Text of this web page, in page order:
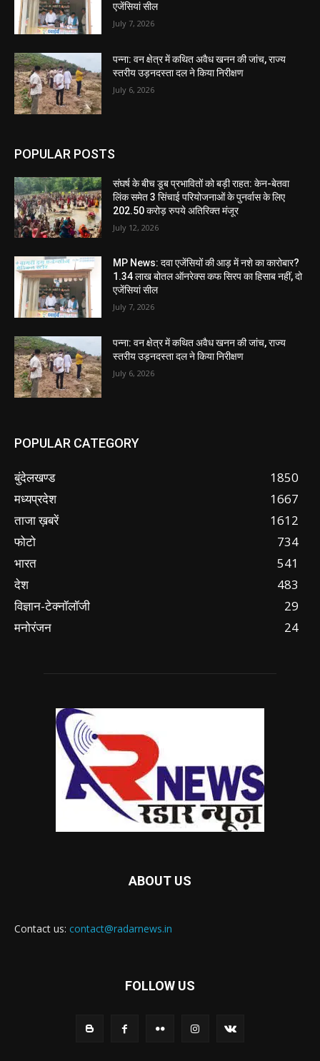
एजेंसियां सील
July 7, 2026
पन्ना: वन क्षेत्र में कथित अवैध खनन की जांच, राज्य
स्तरीय उड़नदस्ता दल ने किया निरीक्षण
July 6, 2026
POPULAR POSTS
संघर्ष के बीच डूब प्रभावितों को बड़ी राहत: केन-बेतवा
लिंक समेत 3 सिंचाई परियोजनाओं के पुनर्वास के लिए
202.50 करोड़ रुपये अतिरिक्त मंजूर
July 12, 2026
MP News: दवा एजेंसियों की आड़ में नशे का कारोबार?
1.34 लाख बोतल ऑनरेक्स कफ सिरप का हिसाब नहीं, दो
एजेंसियां सील
July 7, 2026
पन्ना: वन क्षेत्र में कथित अवैध खनन की जांच, राज्य
स्तरीय उड़नदस्ता दल ने किया निरीक्षण
July 6, 2026
POPULAR CATEGORY
बुंदेलखण्ड
1850
मध्यप्रदेश
1667
ताजा ख़बरें
1612
फोटो
734
भारत
541
देश
483
विज्ञान-टेक्नॉलॉजी
29
मनोरंजन
24
ABOUT US
Contact us: contact@radarnews.in
FOLLOW US